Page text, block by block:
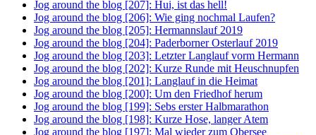
Jog around the blog [207]: Hui, ist das hell!
Jog around the blog [206]: Wie ging nochmal Laufen?
Jog around the blog [205]: Hermannslauf 2019
Jog around the blog [204]: Paderborner Osterlauf 2019
Jog around the blog [203]: Letzter Langlauf vorm Hermann
Jog around the blog [202]: Kurze Runde mit Heuschnupfen
Jog around the blog [201]: Langlauf in die Heimat
Jog around the blog [200]: Um den Friedhof herum
Jog around the blog [199]: Sebs erster Halbmarathon
Jog around the blog [198]: Kurze Hose, langer Atem
Jog around the blog [197]: Mal wieder zum Obersee